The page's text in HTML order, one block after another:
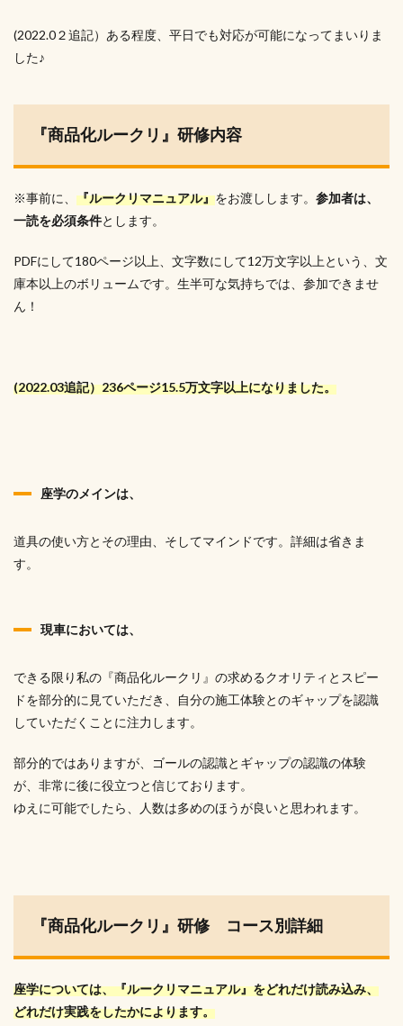
(2022.0２追記）ある程度、平日でも対応が可能になってまいりま
した♪
『商品化ルークリ』研修内容
※事前に、 『ルークリマニュアル』をお渡しします。 参加者は、
一読を必須条件とします。
PDFにして180ページ以上、文字数にして12万文字以上という、文
庫本以上のボリュームです。生半可な気持ちでは、参加できませ
ん！
(2022.03追記）236ページ15.5万文字以上になりました。
座学のメインは、
道具の使い方とその理由、そしてマインドです。詳細は省きま
す。
現車においては、
できる限り私の『商品化ルークリ』の求めるクオリティとスピー
ドを部分的に見ていただき、自分の施工体験とのギャップを認識
していただくことに注力します。
部分的ではありますが、ゴールの認識とギャップの認識の体験
が、非常に後に役立つと信じております。
ゆえに可能でしたら、人数は多めのほうが良いと思われます。
『商品化ルークリ』研修 コース別詳細
座学については、『ルークリマニュアル』をどれだけ読み込み、
どれだけ実践をしたかによります。